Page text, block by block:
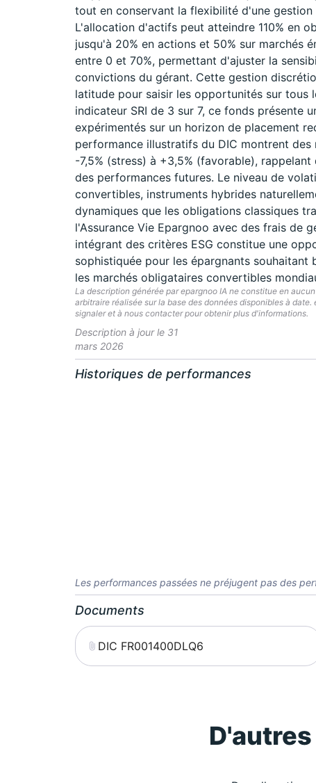
tout en conservant la flexibilité d'une
L'allocation d'actifs peut atteindre 110% en
jusqu'à 20% en actions et 50% sur marchés
entre 0 et 70%, permettant d'ajuster la
convictions du gérant. Cette gestion
latitude pour saisir les opportunités sur tous
indicateur SRI de 3 sur 7, ce fonds présente
expérimentés sur un horizon de placement
performance illustratifs du DIC montrent
-7,5% (stress) à +3,5% (favorable),
des performances futures. Le niveau de
convertibles, instruments hybrides
dynamiques que les obligations classiques
l'Assurance Vie Epargnoo avec des frais de
intégrant des critères ESG constitue une
sophistiquée pour les épargnants
les marchés obligataires convertibles
La description générée par epargnoo IA ne constitue en
arbitraire réalisée sur la base des données disponibles à
signaler et à nous contacter pour obtenir plus d'informations.
Description à jour le 31
mars 2026
Historiques de performances
Les performances passées ne préjugent pas des
Documents
DIC FR001400DLQ6
D'autres